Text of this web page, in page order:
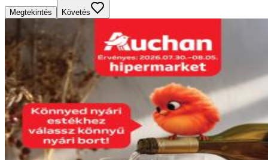
Megtekintés Követés